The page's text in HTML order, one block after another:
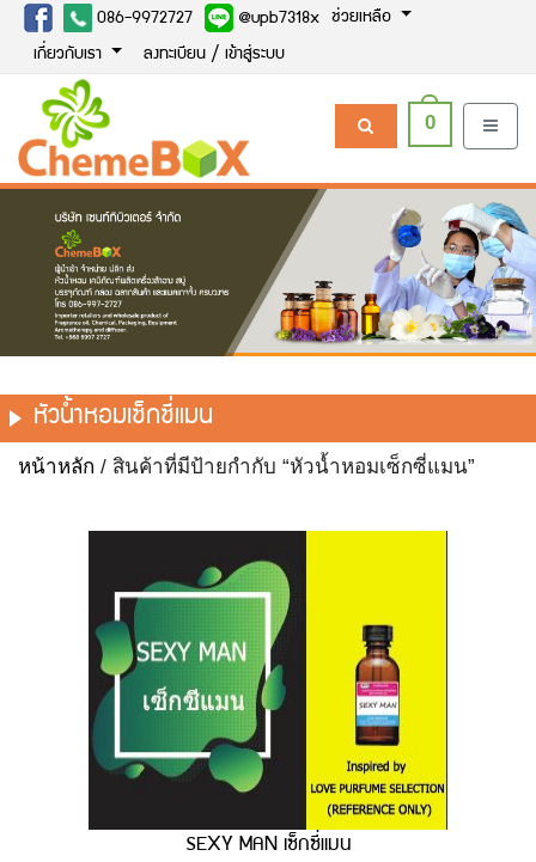
086-9972727 @upb7318x ช่วยเหลือ
เกี่ยวกับเรา ลงทะเบียน / เข้าสู่ระบบ
0
หัวน้ำหอมเซ็กซี่แมน
หน้าหลัก / สินค้าที่มีป้ายกำกับ “หัวน้ำหอมเซ็กซี่แมน”
SEXY MAN เซ็กซี่แมน